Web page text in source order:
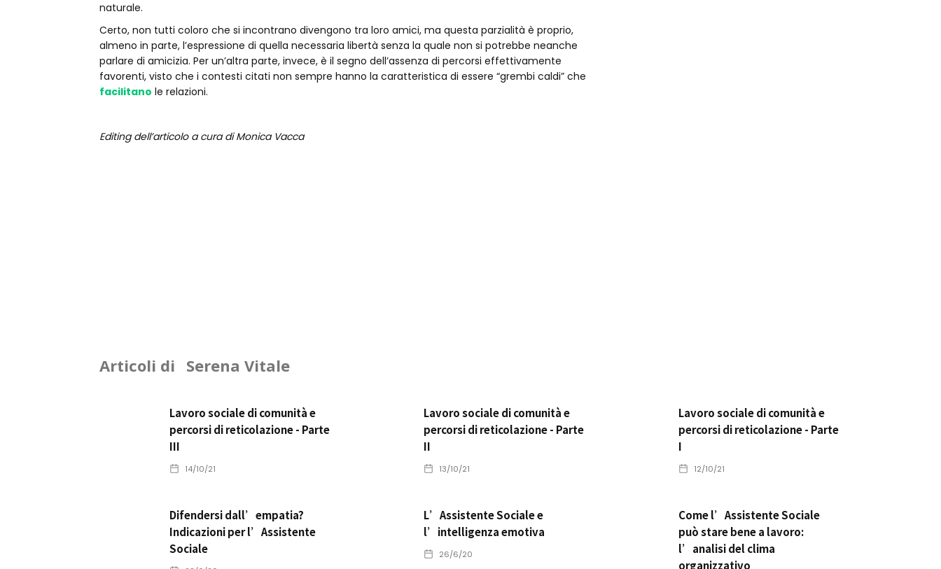
naturale.
Certo, non tutti coloro che si incontrano divengono tra loro amici, ma questa parzialità è proprio,
almeno in parte, l’espressione di quella necessaria libertà senza la quale non si potrebbe neanche
parlare di amicizia. Per un’altra parte, invece, è il segno dell’assenza di percorsi effettivamente
favorenti, visto che i contesti citati non sempre hanno la caratteristica di essere “grembi caldi” che
facilitano le relazioni.
Editing dell’articolo a cura di Monica Vacca
Articoli di Serena Vitale
Lavoro sociale di comunità e
percorsi di reticolazione - Parte
III
14/10/21
Lavoro sociale di comunità e
percorsi di reticolazione - Parte
II
13/10/21
Lavoro sociale di comunità e
percorsi di reticolazione - Parte
I
12/10/21
Difendersi dall’empatia?
Indicazioni per l’Assistente
Sociale
L’Assistente Sociale e
l’intelligenza emotiva
26/6/20
Come l’Assistente Sociale
può stare bene a lavoro:
l’analisi del clima
organizzativo